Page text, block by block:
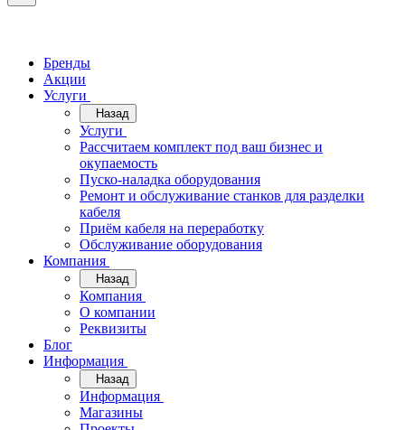
Бренды
Акции
Услуги
Назад
Услуги
Рассчитаем комплект под ваш бизнес и
окупаемость
Пуско-наладка оборудования
Ремонт и обслуживание станков для разделки
кабеля
Приём кабеля на переработку
Обслуживание оборудования
Компания
Назад
Компания
О компании
Реквизиты
Блог
Информация
Назад
Информация
Магазины